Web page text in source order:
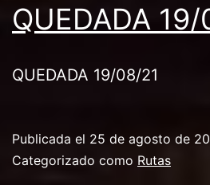
QUEDADA
QUEDADA 19/08/21
Publicada el 25 de agosto de
Categorizado como Rutas